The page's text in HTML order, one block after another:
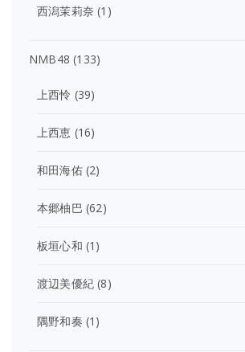
西潟茉莉奈 (1)
NMB48 (133)
上西怜 (39)
上西恵 (16)
和田海佑(2)
本郷柚巴 (62)
板垣心和 (1)
渡辺美優紀 (8)
隅野和奏 (1)